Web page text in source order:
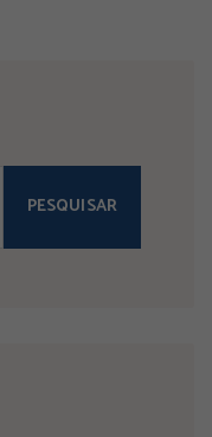
PESQUISAR